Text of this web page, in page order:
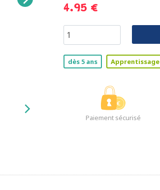
4.95 €
dès 5 ans Apprentissage
Paiement sécurisé